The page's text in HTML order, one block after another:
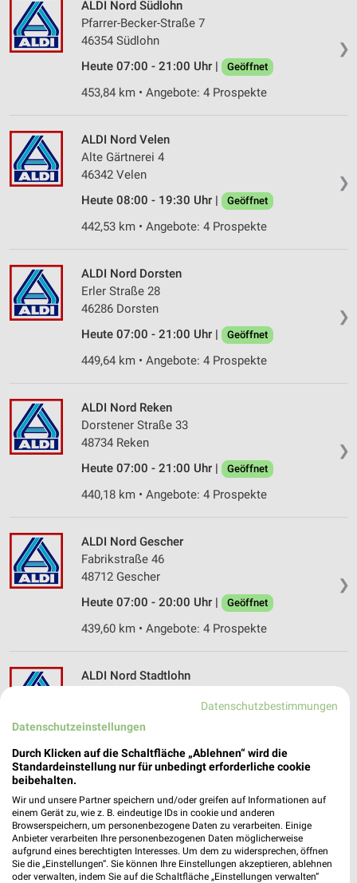
❯
ALDI Nord Südlohn
Pfarrer-Becker-Straße 7
46354 Südlohn
Heute 07:00 - 21:00 Uhr |
Geöffnet
453,84 km • Angebote: 4 Prospekte
❯
ALDI Nord Velen
Alte Gärtnerei 4
46342 Velen
Heute 08:00 - 19:30 Uhr |
Geöffnet
442,53 km • Angebote: 4 Prospekte
❯
ALDI Nord Dorsten
Erler Straße 28
46286 Dorsten
Heute 07:00 - 21:00 Uhr |
Geöffnet
449,64 km • Angebote: 4 Prospekte
❯
ALDI Nord Reken
Dorstener Straße 33
48734 Reken
Heute 07:00 - 21:00 Uhr |
Geöffnet
440,18 km • Angebote: 4 Prospekte
❯
ALDI Nord Gescher
Fabrikstraße 46
48712 Gescher
Heute 07:00 - 20:00 Uhr |
Geöffnet
439,60 km • Angebote: 4 Prospekte
ALDI Nord Stadtlohn
Heute 07:00 - 21:00 Uhr |
446,54 km • Angebote: 4 Prospekte
ALDI Nord Stadtlohn
Breul 91
48703 Stadtlohn
Heute 07:00 - 21:00 Uhr | Geöffnet
Datenschutzbestimmungen
Datenschutzeinstellungen
Durch Klicken auf die Schaltfläche „Ablehnen“ wird die
Standardeinstellung nur für unbedingt erforderliche cookie
beibehalten.
Wir und unsere Partner speichern und/oder greifen auf Informationen auf
einem Gerät zu, wie z. B. eindeutige IDs in cookie und anderen
Browserspeichern, um personenbezogene Daten zu verarbeiten. Einige
Anbieter verarbeiten Ihre personenbezogenen Daten möglicherweise
aufgrund eines berechtigten Interesses. Um dem zu widersprechen, öffnen
Sie die „Einstellungen“. Sie können Ihre Einstellungen akzeptieren, ablehnen
oder verwalten, indem Sie auf die Schaltfläche „Einstellungen verwalten“